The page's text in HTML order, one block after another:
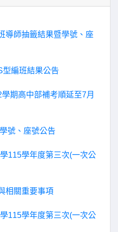
導師抽籤結果暨學號、座
型編班結果公告
學期高中部補考順延至7月
號、座號公告
115學年度第三次(一次公
相關重要事項
115學年度第三次(一次公